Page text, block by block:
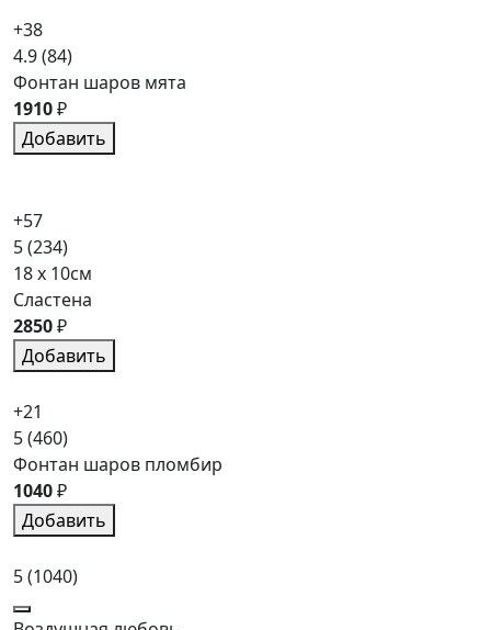
+38
4.9(84)
Фонтан шаров мята
1910₽
Добавить
+57
5(234)
18 x 10см
Сластена
2850₽
Добавить
+21
5(460)
Фонтан шаров пломбир
1040₽
Добавить
5(1040)